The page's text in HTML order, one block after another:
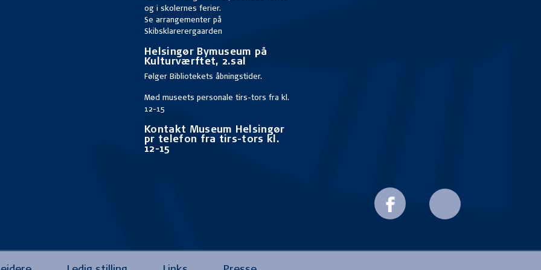
og i skolernes ferier.
Se arrangementer på
Skibsklarerergaarden
Helsingør Bymuseum på
Kulturværftet, 2.sal
Følger Bibliotekets åbningstider.
Mød museets personale tirs-tors fra kl.
12-15
Kontakt Museum Helsingør
pr telefon fra tirs-tors kl.
12-15